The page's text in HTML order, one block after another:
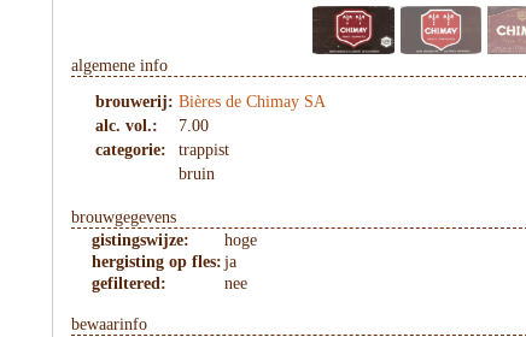
algemene info
brouwerij: Bières de Chimay SA
alc. vol.:
7.00
categorie:
trappist
bruin
brouwgegevens
gistingswijze:
hoge
hergisting op fles: ja
gefiltered:
nee
bewaarinfo